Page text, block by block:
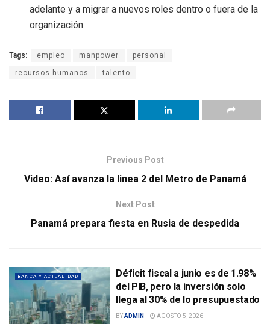
adelante y a migrar a nuevos roles dentro o fuera de la
organización.
Tags: empleo manpower personal
recursos humanos talento
Previous Post
Video: Así avanza la linea 2 del Metro de Panamá
Next Post
Panamá prepara fiesta en Rusia de despedida
BANCA Y ACTUALIDAD
Déficit fiscal a junio es de 1.98%
del PIB, pero la inversión solo
llega al 30% de lo presupuestado
BYADMIN AGOSTO 5, 2026